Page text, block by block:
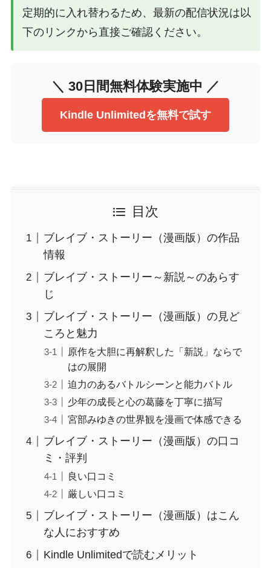
定期的に入れ替わるため、最新の配信状況は以
下のリンクから直接ご確認ください。
＼ 30日間無料体験実施中 ／
Kindle Unlimitedを無料で試す
目次
ブレイブ・ストーリー（漫画版）の作品
情報
ブレイブ・ストーリー～新説～のあらす
じ
ブレイブ・ストーリー（漫画版）の見ど
ころと魅力
原作を大胆に再解釈した「新説」ならで
はの展開
迫力のあるバトルシーンと能力バトル
少年の成長と心の葛藤を丁寧に描写
宮部みゆきの世界観を漫画で体感できる
ブレイブ・ストーリー（漫画版）の口コ
ミ・評判
良い口コミ
厳しい口コミ
ブレイブ・ストーリー（漫画版）はこん
な人におすすめ
Kindle Unlimitedで読むメリット